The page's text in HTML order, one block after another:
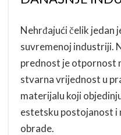
Nehrđajući čelik jedan
suvremenoj industriji.
prednost je otpornost
stvarna vrijednost u
materijalu koji
estetsku postojanost i
obrade.